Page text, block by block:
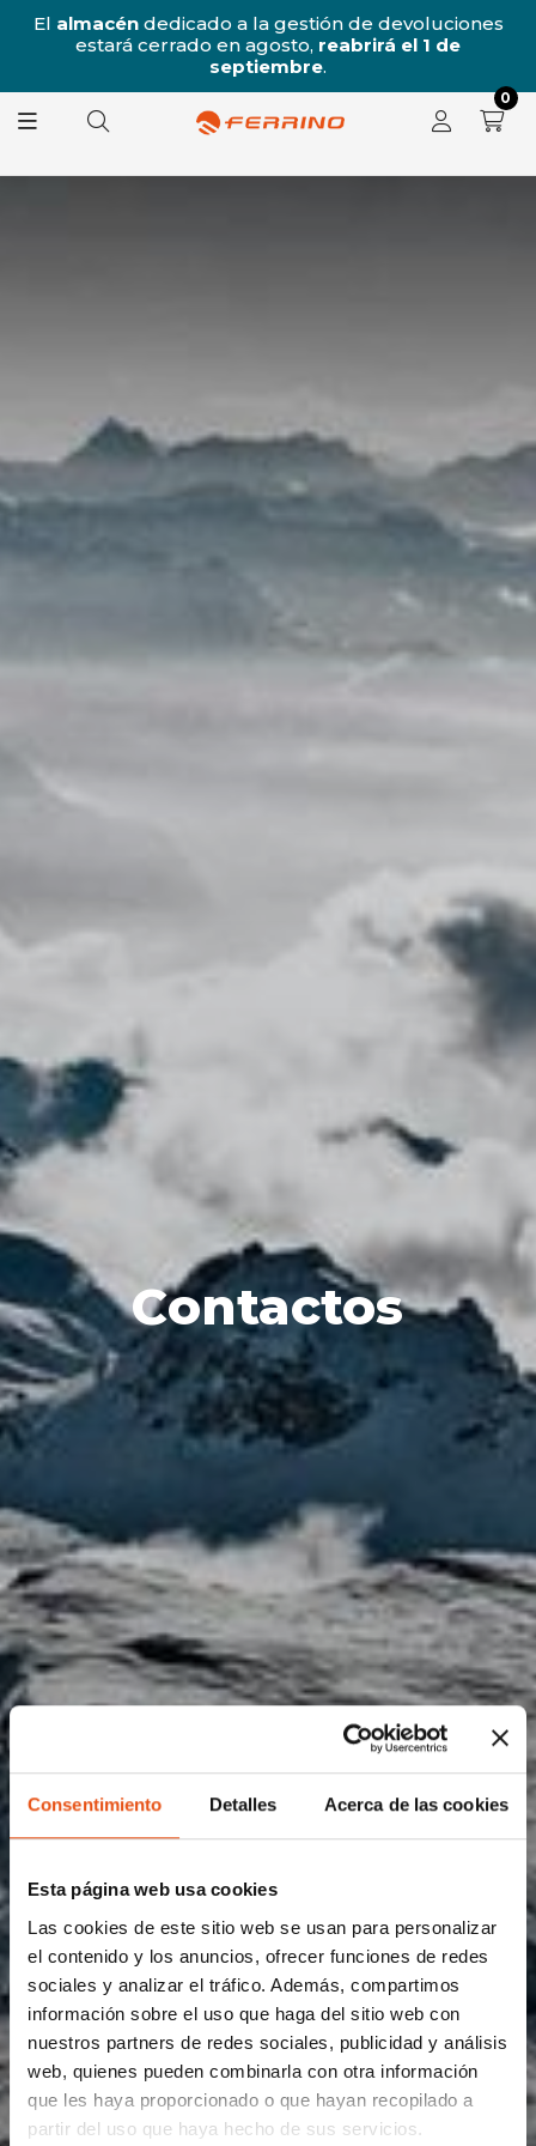
Consentimiento Detalles Acerca de las cookies
Esta página web usa cookies
Las cookies de este sitio web se usan para personalizar
el contenido y los anuncios, ofrecer funciones de redes
sociales y analizar el tráfico. Además, compartimos
información sobre el uso que haga del sitio web con
nuestros partners de redes sociales, publicidad y análisis
web, quienes pueden combinarla con otra información
que les haya proporcionado o que hayan recopilado a
partir del uso que haya hecho de sus servicios.
El almacéndedicado a la gestión de devoluciones
estará cerrado en agosto, reabrirá el 1 de
septiembre.
0
Contactos